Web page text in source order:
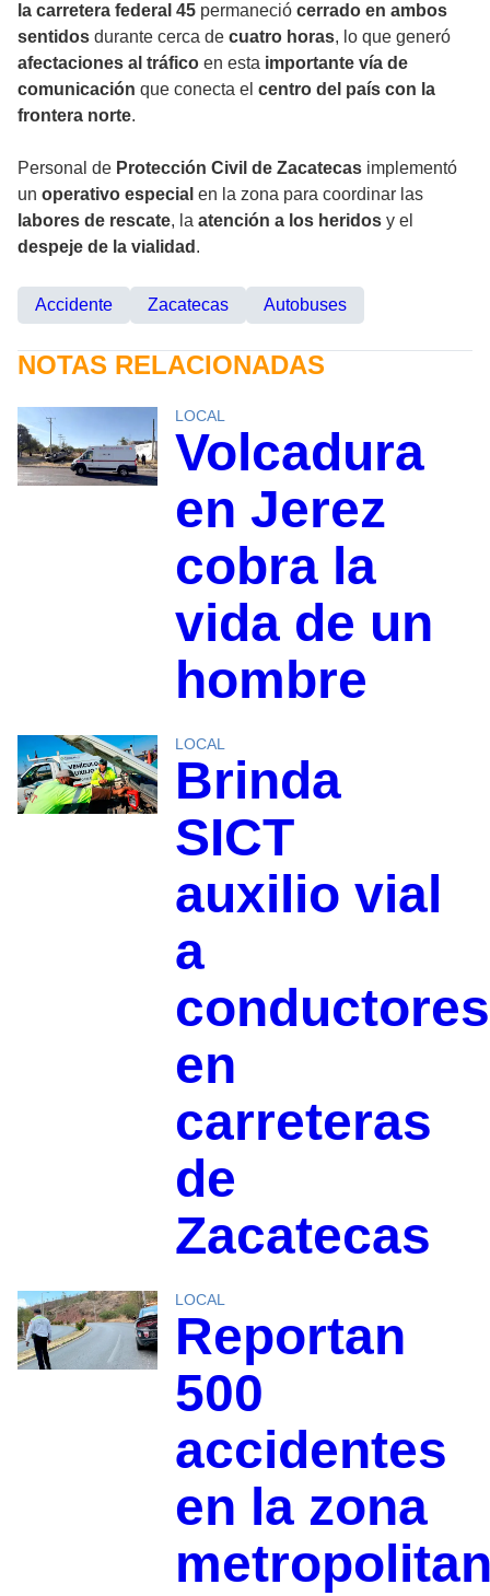
la carretera federal 45 permaneció cerrado en ambos
sentidos durante cerca de cuatro horas, lo que generó
afectaciones al tráfico en esta importante vía de
comunicación que conecta el centro del país con la
frontera norte.
Personal de Protección Civil de Zacatecas implementó
un operativo especial en la zona para coordinar las
labores de rescate, la atención a los heridos y el
despeje de la vialidad .
Accidente Zacatecas Autobuses
NOTAS RELACIONADAS
LOCAL
Volcadura
en Jerez
cobra la
vida de un
hombre
LOCAL
Brinda
SICT
auxilio vial
a
conductores
en
carreteras
de
Zacatecas
LOCAL
Reportan
500
accidentes
en la zona